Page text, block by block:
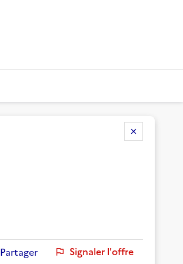
Partager Signaler l'offre